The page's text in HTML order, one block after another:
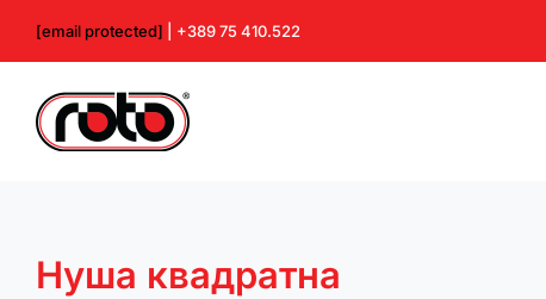
[email protected] | +389 75 410.522
Нуша квадратна